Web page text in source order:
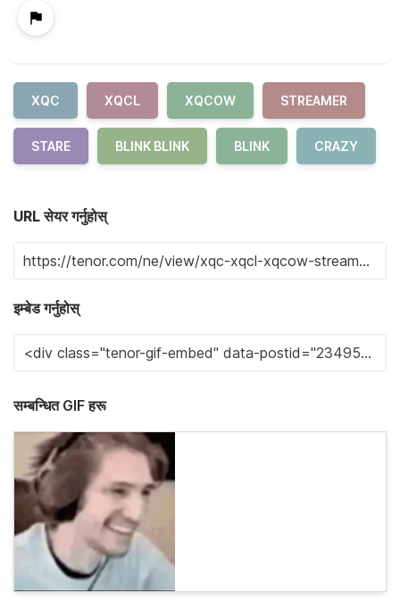
XQC XQCL XQCOW STREAMER
STARE BLINK BLINK BLINK CRAZY
URL सेयर गर्नुहोस्
इम्बेड गर्नुहोस्
सम्बन्धित GIF हरू